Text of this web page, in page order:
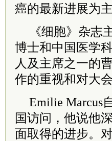
癌的最新进展为
《细胞》杂志
博士和中国医学
人及主席之一的
作的重视和对大会
Emilie Marcus
国访问，他说他
面取得的进步。